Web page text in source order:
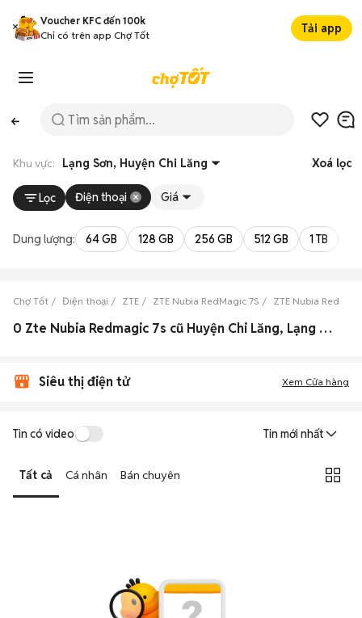
Voucher KFC đến 100k
Chỉ có trên app Chợ Tốt
Tải app
Khu vực: Lạng Sơn, Huyện Chi Lăng Xoá lọc
Lọc Điện thoại Giá
Dung lượng: 64 GB 128 GB 256 GB 512 GB 1 TB
Chợ Tốt Điện thoại ZTE ZTE Nubia RedMagic 7S ZTE Nubia
0 Zte Nubia Redmagic 7s cũ Huyện Chi Lăng, Lạng Sơn đẹp
Siêu thị điện tử Xem Cửa hàng
Tin có video Tin mới nhất
Tất cả Cá nhân Bán chuyên